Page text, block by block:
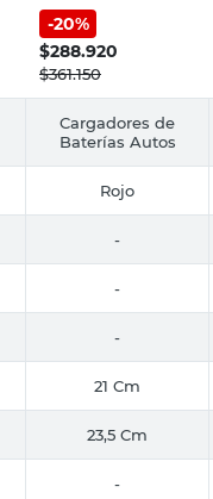
300 Amp
Sincrolamp
-20%
$288.920
$361.150
Cargadores de
Baterías Autos
Rojo
-
-
-
21 Cm
23,5 Cm
-